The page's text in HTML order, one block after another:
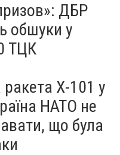
ДБР
обшуки у
ТЦК
ракета Х-101 у
НАТО не
що була